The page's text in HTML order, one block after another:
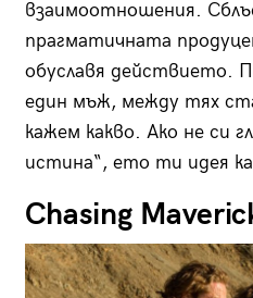
взаимоотношения.
прагматичната
обуславя действието.
един мъж, между тях
кажем какво. Ако не си
истина“, ето ти идея
Chasing